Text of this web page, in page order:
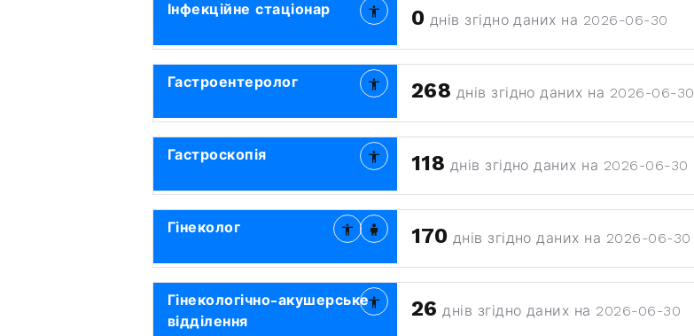
Інфекційне стаціонар 0 днів згідно даних на 2026-06-30
Гастроентеролог 268 днів згідно даних на 2026-06-30
Гастроскопія 118 днів згідно даних на 2026-06-30
Гінеколог 170 днів згідно даних на 2026-06-30
Гінекологічно-акушерське
відділення
26 днів згідно даних на 2026-06-30